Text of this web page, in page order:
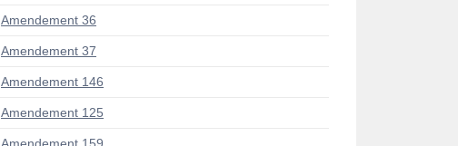
Amendement 36
Amendement 37
Amendement 146
Amendement 125